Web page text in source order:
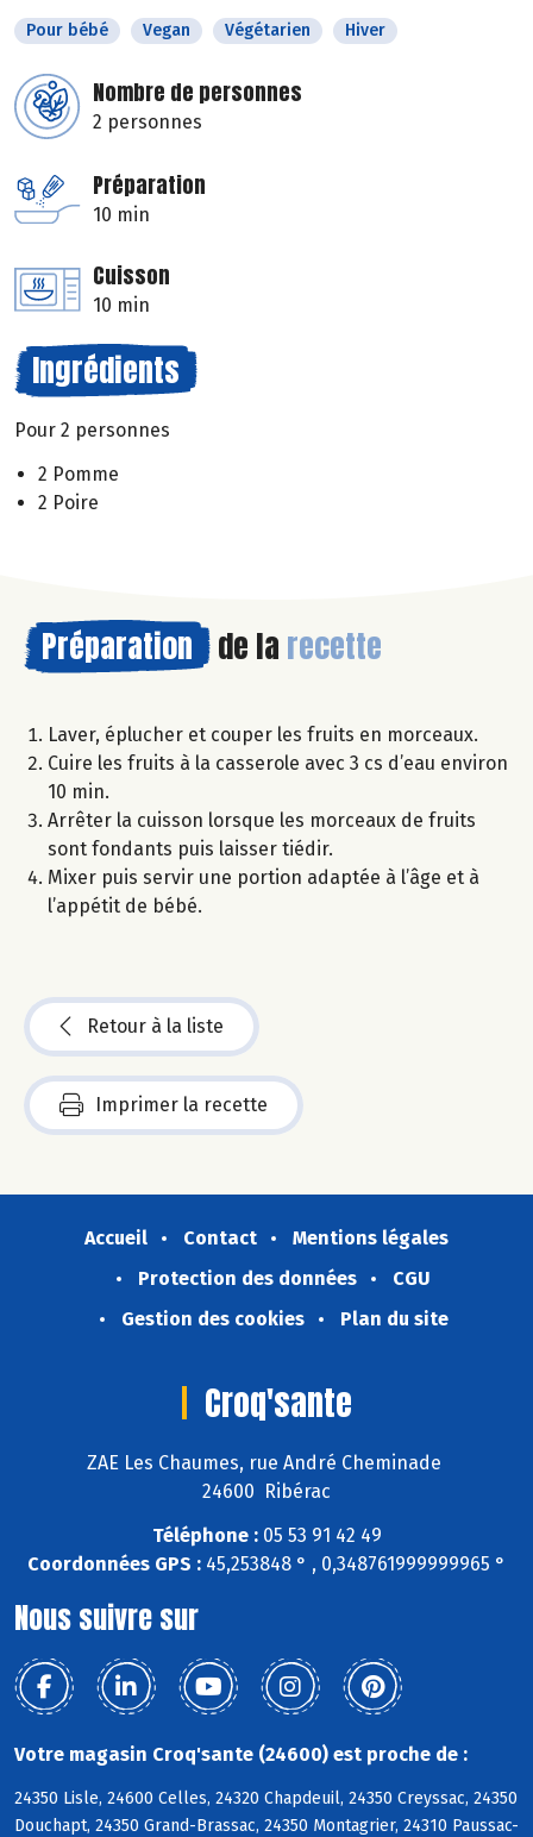
Pour bébé Vegan Végétarien Hiver
Nombre de personnes
2 personnes
Préparation
10 min
Cuisson
10 min
Ingrédients
Pour 2 personnes
2 Pomme
2 Poire
Préparation de la recette
Laver, éplucher et couper les fruits en morceaux.
Cuire les fruits à la casserole avec 3 cs d’eau environ
10 min.
Arrêter la cuisson lorsque les morceaux de fruits
sont fondants puis laisser tiédir.
Mixer puis servir une portion adaptée à l’âge et à
l’appétit de bébé.
Retour à la liste
Imprimer la recette
Accueil Contact
Mentions légales
Protection des données
CGU
Gestion des cookies
Plan du site
Croq'sante
ZAE Les Chaumes, rue André Cheminade
24600 Ribérac
Téléphone :05 53 91 42 49
Coordonnées GPS : 45,253848 ° , 0,348761999999965 °
Nous suivre sur
Votre magasin Croq'sante (24600) est proche de :
24350 Lisle, 24600 Celles, 24320 Chapdeuil, 24350 Creyssac, 24350
Douchapt, 24350 Grand-Brassac, 24350 Montagrier, 24310 Paussac-